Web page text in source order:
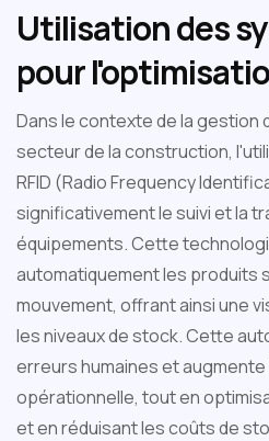
Utilisation des
pour
Dans le contexte de la gestion
secteur de la construction,
RFID (Radio Frequency
significativement le suivi et la
équipements. Cette
automatiquement les produits
mouvement, offrant ainsi une
les niveaux de stock. Cette
erreurs humaines et
opérationnelle, tout en
et en réduisant les coûts de